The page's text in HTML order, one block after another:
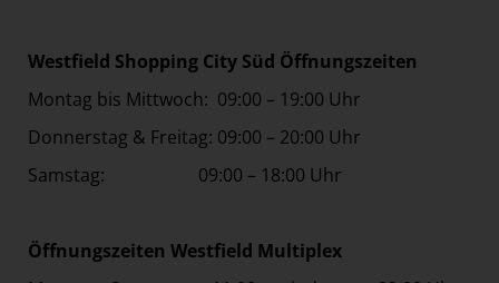
Westfield Shopping City Süd Öffnungszeiten
Montag bis Mittwoch: 09:00 – 19:00 Uhr
Donnerstag & Freitag: 09:00 – 20:00 Uhr
Samstag: 09:00 – 18:00 Uhr
Öffnungszeiten Westfield Multiplex